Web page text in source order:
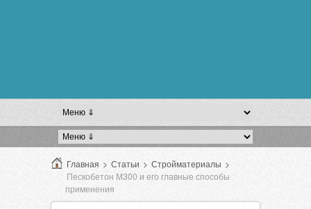
Главная > Статьи > Стройматериалы >
Пескобетон М300 и его главные способы
применения